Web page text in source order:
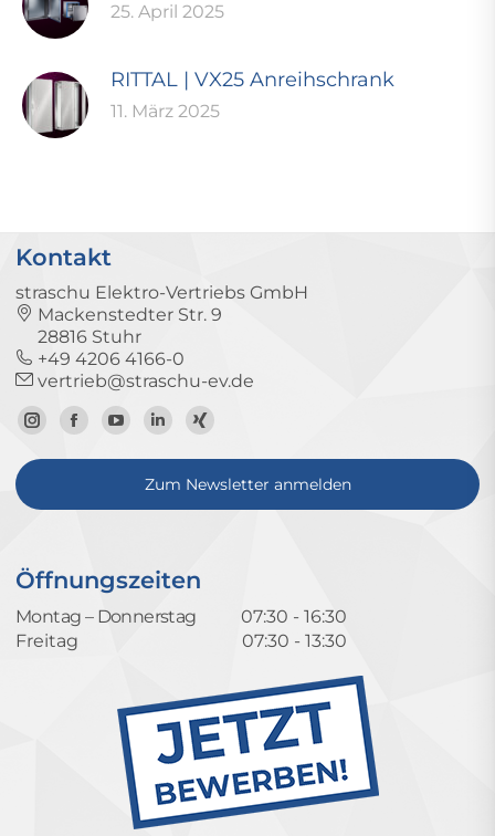
25. April 2025
RITTAL | VX25 Anreihschrank
11. März 2025
Kontakt
straschu Elektro-Vertriebs GmbH
Mackenstedter Str. 9
28816 Stuhr
+49 4206 4166-0
vertrieb@straschu-ev.de
Zum
Instagram-
Zur
Facebook-
Zum
YouTube-
Kanal
Zum
LinkedIn-
Profil
Zum
Xing-
Profil
Zum Newsletter anmelden
Öffnungszeiten
Montag – Donnerstag
07:30 - 16:30
Freitag
07:30 - 13:30